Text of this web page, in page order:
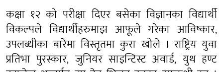
कक्षा १२ को परीक्षा दिएर बसेका विज्ञानका विद्यार्थी
विकल्पले विद्यार्थीहरुमाझ आफूले गरेका आविष्कार,
उपलब्धीका बारेमा विस्तृतमा कुरा खोले । राष्ट्रिय युवा
प्रतिभा पुरस्कार, जुनियर साइन्टिस्ट अवार्ड, युथ हण्ट